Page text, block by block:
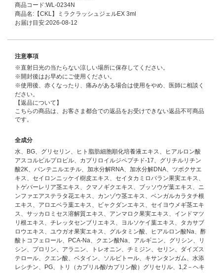
商品コード:WL-0234N
商品名:【CKL】ミラクラッシュジェルEX 3ml
お届け目安:2026-08-12
注意事項
※直射日光の当たらない涼しい場所に保存してください。
※開封後はお早めにご使用ください。
※使用後、赤くなったり、痛みがある場合は使用をやめ、医師に相談く
ださい。
【返品について】
こちらの商品は、お客さま都合での返品をお受けできない返品不可商品
です。
全成分
水、BG、グリセリン、ヒト脂肪細胞順化培養液エキス、ヒアルロン酸
アスコルビルプロピル、カプリロイルジペプチド-17、グリチルリチン
酸2K、パンテニルエチル、加水分解RNA、加水分解DNA、ツボクサエ
キス、セイロンニッケイ樹皮エキス、セイタカミロバラン果実エキス、
トゲバーレリア茎エキス、クマノギクエキス、ブッソウゲ葉エキス、ニ
ンファエアステラタ花エキス、カンゾウ茎エキス、ベンガルカラタチ根
エキス、アロエベラ葉エキス、ビャクダンエキス、セイヨウメギ茎エキ
ス、サッカロミセス溶解質エキス、アンマロク果実エキス、インドマツ
リ根エキス、チレッタセンブリエキス、ヨルソケイ葉エキス、タカサブ
ロウエキス、ユウガオ果実エキス、グルタミン酸、ヒアルロン酸Na、酢
酸トコフェロール、PCA-Na、クエン酸Na、アルギニン、グリシン、リ
シン、プロリン、アラニン、トレオニン、チミジン、セリン、ダイズス
テロール、クエン酸、ベタイン、ソルビトール、キサンタンガム、水添
レシチン、PG、トリ（カプリル酸/カプリン酸）グリセリル、1,2－ヘキ